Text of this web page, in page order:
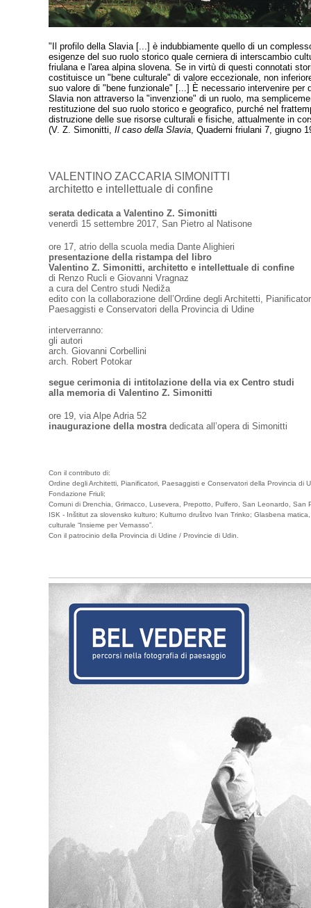
"Il profilo della Slavia [...] è indubbiamente quello di un
esigenze del suo ruolo storico quale cerniera di interscambio
friulana e l'area alpina slovena. Se in virtù di questi connotati
costituisce un "bene culturale" di valore eccezionale, non
suo valore di "bene funzionale" [...] È necessario intervenire per
Slavia non attraverso la "invenzione" di un ruolo, ma
restituzione del suo ruolo storico e geografico, purché nel
distruzione delle sue risorse culturali e fisiche, attualmente in
(V. Z. Simonitti, Il caso della Slavia, Quaderni friulani 7, giugno
VALENTINO ZACCARIA SIMONITTI
architetto e intellettuale di confine
serata dedicata a Valentino Z. Simonitti
venerdì 15 settembre 2017, San Pietro al Natisone
ore 17, atrio della scuola media Dante Alighieri
presentazione della ristampa del libro
Valentino Z. Simonitti, architetto e intellettuale di confine
di Renzo Rucli e Giovanni Vragnaz
a cura del Centro studi Nediža
edito con la collaborazione dell’Ordine degli Architetti,
Paesaggisti e Conservatori della Provincia di Udine
interverranno:
gli autori
arch. Giovanni Corbellini
arch. Robert Potokar
segue cerimonia di intitolazione della via ex Centro studi
alla memoria di Valentino Z. Simonitti
ore 19, via Alpe Adria 52
inaugurazione della mostra dedicata all’opera di Simonitti
Con il contributo di:
Ordine degli Architetti, Pianificatori, Paesaggisti e Conservatori della Provincia di
Fondazione Friuli;
Comuni di Drenchia, Grimacco, Lusevera, Prepotto, Pulfero, San Leonardo,
ISK - Inštitut za slovensko kulturo; Kulturno društvo Ivan Trinko; Glasbena
culturale “Insieme per Vernasso”.
Con il patrocinio della Provincia di Udine / Provincie di Udin.